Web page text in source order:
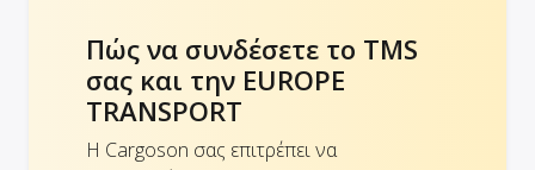
Πώς να συνδέσετε το TMS
σας και την EUROPE
TRANSPORT
Η Cargoson σας επιτρέπει να